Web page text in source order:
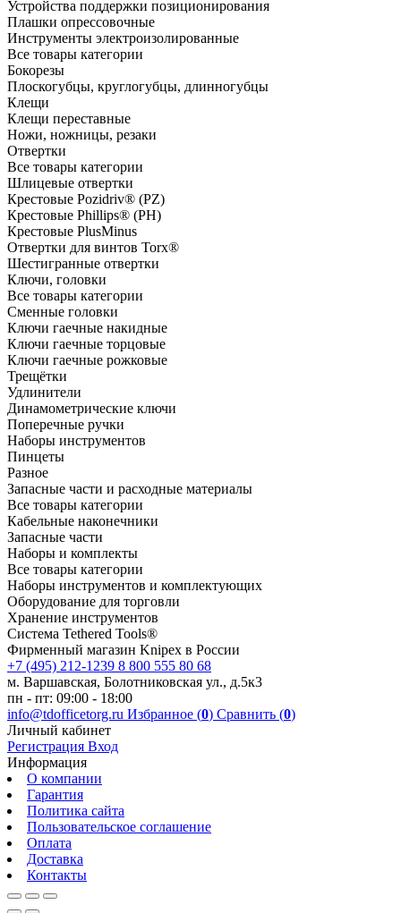
Устройства поддержки позиционирования
Плашки опрессовочные
Инструменты электроизолированные
Все товары категории
Бокорезы
Плоскогубцы, круглогубцы, длинногубцы
Клещи
Клещи переставные
Ножи, ножницы, резаки
Отвертки
Все товары категории
Шлицевые отвертки
Крестовые Pozidriv® (PZ)
Крестовые Phillips® (PH)
Крестовые PlusMinus
Отвертки для винтов Torx®
Шестигранные отвертки
Ключи, головки
Все товары категории
Сменные головки
Ключи гаечные накидные
Ключи гаечные торцовые
Ключи гаечные рожковые
Трещётки
Удлинители
Динамометрические ключи
Поперечные ручки
Наборы инструментов
Пинцеты
Разное
Запасные части и расходные материалы
Все товары категории
Кабельные наконечники
Запасные части
Наборы и комплекты
Все товары категории
Наборы инструментов и комплектующих
Оборудование для торговли
Хранение инс­тру­мен­тов
Система Tethered Tools®
Фирменный магазин Knipex в России
+7 (495) 212-1239 8 800 555 80 68
м. Варшавская, Болотниковская ул., д.5к3
пн - пт: 09:00 - 18:00
info@tdofficetorg.ru Избранное (0) Сравнить (0)
Личный кабинет
Регистрация Вход
Информация
О компании
Гарантия
Политика сайта
Пользовательское соглашение
Оплата
Доставка
Контакты